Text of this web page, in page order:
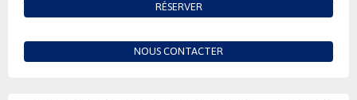
RÉSERVER
NOUS CONTACTER